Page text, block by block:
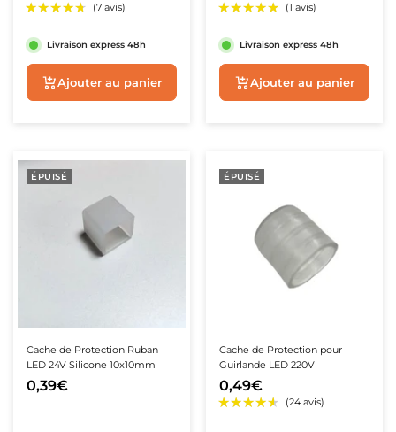
Livraison express 48h
Ajouter au panier
Livraison express 48h
Ajouter au
ÉPUISÉ
Cache de Protection Ruban
LED 24V Silicone 10x10mm
0,39€
ÉPUISÉ
Cache de Protection pour
Guirlande LED 220V
0,49€